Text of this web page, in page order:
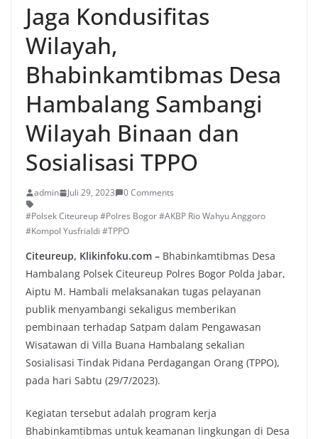
Jaga Kondusifitas
Wilayah,
Bhabinkamtibmas Desa
Hambalang Sambangi
Wilayah Binaan dan
Sosialisasi TPPO
admin Juli 29, 2023
0 Comments
#Polsek Citeureup #Polres Bogor #AKBP Rio Wahyu Anggoro
#Kompol Yusfrialdi #TPPO
Citeureup, Klikinfoku.com – Bhabinkamtibmas Desa
Hambalang Polsek Citeureup Polres Bogor Polda Jabar,
Aiptu M. Hambali melaksanakan tugas pelayanan
publik menyambangi sekaligus memberikan
pembinaan terhadap Satpam dalam Pengawasan
Wisatawan di Villa Buana Hambalang sekalian
Sosialisasi Tindak Pidana Perdagangan Orang (TPPO),
pada hari Sabtu (29/7/2023).
Kegiatan tersebut adalah program kerja
Bhabinkamtibmas untuk keamanan lingkungan di Desa